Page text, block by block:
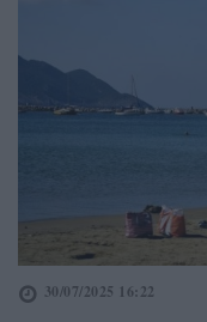
30/07/2025 16:22